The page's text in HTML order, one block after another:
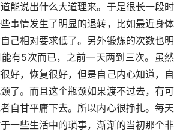
能说出什么大道理来。于是很长一段时
事情发生了明显的退转，比如最近身体
己相对要求低了。另外锻炼的次数也明
有5次而已，之前一天两到三次。虽然
好，恢复很好，但是自己内心知道，自
了。而且这个瓶颈如果渡不过去，有可
自甘平庸下去。所以内心很挣扎。每天
一些生活中的琐事，渐渐的当初那个非